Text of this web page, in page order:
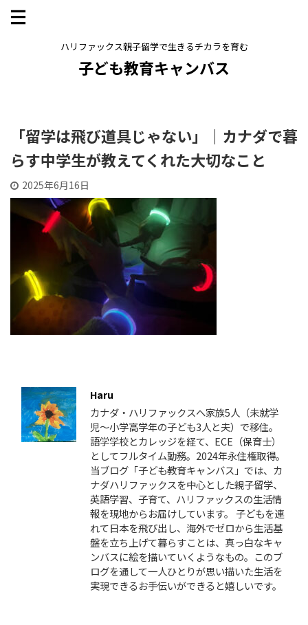
ハリファックス親子留学で生きるチカラを育む
子ども教育キャンバス
「留学は飛び道具じゃない」｜カナダで暮
らす中学生が教えてくれた大切なこと
2025年6月16日
Haru
カナダ・ハリファックスへ家族5人（未就学
児〜小学高学年の子ども3人と夫）で移住。
語学学校とカレッジを経て、ECE（保育士）
としてフルタイム勤務。2024年永住権取得。
当ブログ「子ども教育キャンバス」では、カ
ナダハリファックスを中心とした親子留学、
英語学習、子育て、ハリファックスの生活情
報を現地からお届けしています。 子どもを連
れて日本を飛び出し、海外でゼロから生活基
盤を立ち上げて暮らすことは、真っ白なキャ
ンバスに絵を描いていくようなもの。このブ
ログを通して一人ひとりが思い描いた生活を
実現できるお手伝いができると嬉しいです。